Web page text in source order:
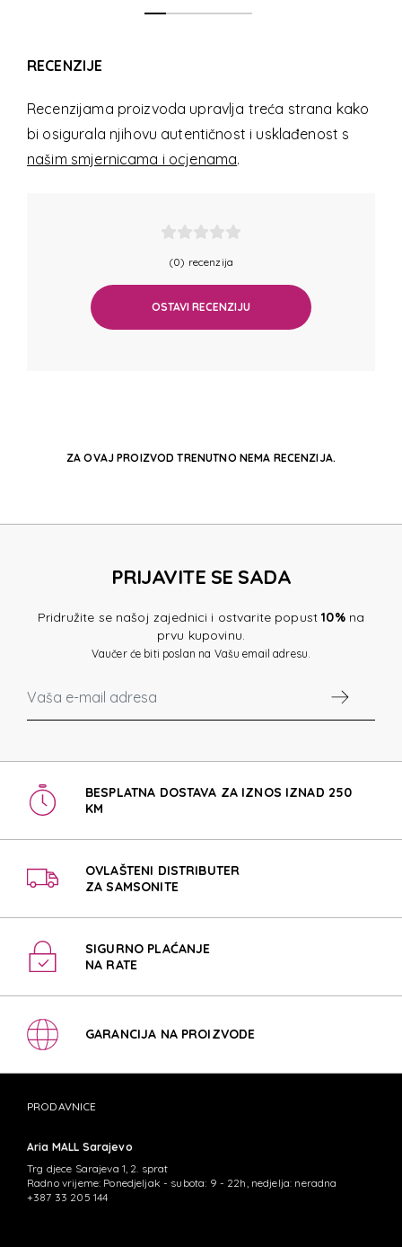
RECENZIJE
Recenzijama proizvoda upravlja treća strana kako
bi osigurala njihovu autentičnost i usklađenost s
našim smjernicama i ocjenama.
(0) recenzija
OSTAVI RECENZIJU
ZA OVAJ PROIZVOD TRENUTNO NEMA RECENZIJA.
PRIJAVITE SE SADA
Pridružite se našoj zajednici i ostvarite popust10%na
prvu kupovinu.
Vaučer će biti poslan na Vašu email adresu.
BESPLATNA DOSTAVA ZA IZNOS IZNAD 250
KM
OVLAŠTENI DISTRIBUTER
ZA SAMSONITE
SIGURNO PLAĆANJE
NA RATE
GARANCIJA NA PROIZVODE
PRODAVNICE
Aria MALL Sarajevo
Trg djece Sarajeva 1, 2. sprat
Radno vrijeme: Ponedjeljak - subota: 9 - 22h, nedjelja: neradna
+387 33 205 144